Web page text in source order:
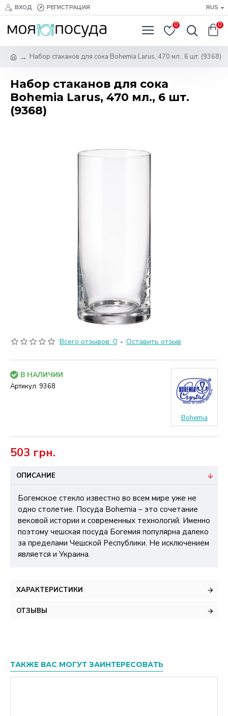
ВХОД РЕГИСТРАЦИЯ RUS
0 0
Набор стаканов для сока Bohemia Larus, 470 мл., 6 шт. (9368)
Набор стаканов для сока
Bohemia Larus, 470 мл., 6 шт.
(9368)
Всего отзывов: 0 - Оставить отзыв
503 грн.
В НАЛИЧИИ
Артикул: 9368
Bohemia
ОПИСАНИЕ
Богемское стекло известно во всем мире уже не
одно столетие. Посуда Bohemia – это сочетание
вековой истории и современных технологий. Именно
поэтому чешская посуда Богемия популярна далеко
за пределами Чешской Республики. Не исключением
является и Украина.
ХАРАКТЕРИСТИКИ
ОТЗЫВЫ
ТАКЖЕ ВАС МОГУТ ЗАИНТЕРЕСОВАТЬ